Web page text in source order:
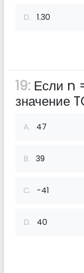
D. 1.30
19: Если n
значение
A. 47
B. 39
C. -41
D. 40